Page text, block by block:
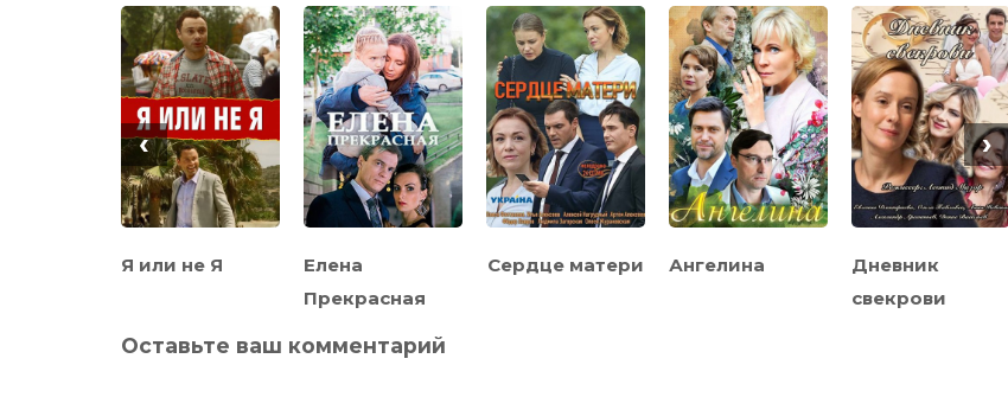
Я или не Я
Елена
Прекрасная
Сердце матери Ангелина
Дневник
свекрови
‹ ›
Оставьте ваш комментарий